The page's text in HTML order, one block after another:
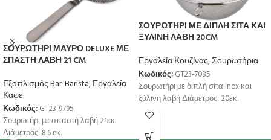
ΣΟΥΡΩΤΗΡΙ ΜΑΥΡΟ DELUXE ΜΕ
ΣΠΑΣΤΗ ΛΑΒΗ 21 CM
Εξοπλισμός Bar-Barista,Εργαλεία
Καφέ
Κωδικός: GT23-9795
Σουρωτήρι με σπαστή λαβή 21εκ.
Διάμετρος: 8.6 εκ.
ΣΟΥΡΩΤΗΡΙ ΜΕ ΔΙΠΛΗ ΣΙΤΑ ΚΑΙ
ΞΥΛΙΝΗ ΛΑΒΗ 20CM
Εργαλεία Κουζίνας,Σουρωτήρια
Κωδικός: GT23-7085
Σουρωτήρι με διπλή σίτα inox και
ξύλινη λαβή Διάμετρος: 20εκ.